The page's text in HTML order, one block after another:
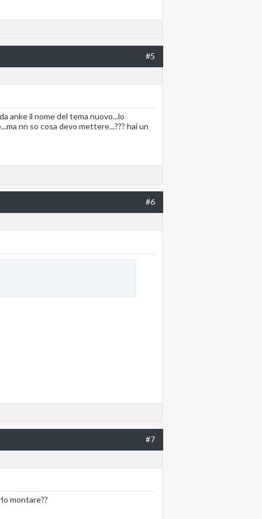
#5
anke il nome del tema nuovo...lo
nn so cosa devo mettere...??? hai un
#6
#7
montare??